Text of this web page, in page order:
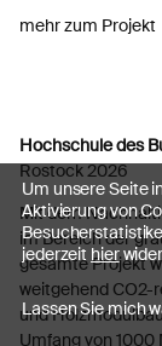
mehr zum Projekt
Hochschule des
Rostock 2026
Mit dem
im Bereich der
gesamte Projekt
weitgehend CO2-
und
Umfang von 1000
Um unsere Seite
Aktivierung von
jederzeit hier
Lassen Sie mich